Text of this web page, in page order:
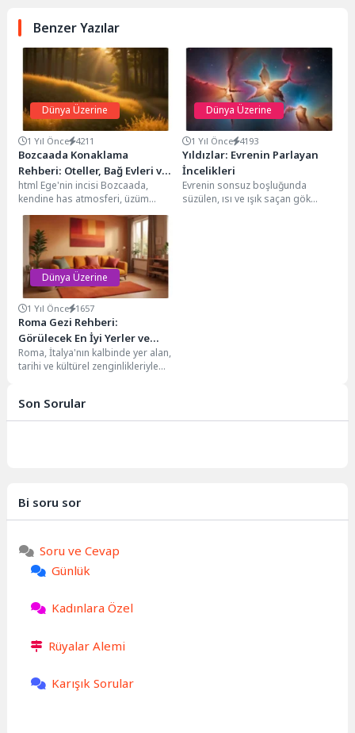
Benzer Yazılar
Dünya Üzerine
1 Yıl Önce 4211
Bozcaada Konaklama
Rehberi: Oteller, Bağ Evleri ve
Daha Fazlası
html Ege'nin incisi Bozcaada,
kendine has atmosferi, üzüm
bağları ve turkuaz deniziyle her yıl
Dünya Üzerine
1 Yıl Önce 4193
Yıldızlar: Evrenin Parlayan
İncelikleri
Evrenin sonsuz boşluğunda
süzülen, ısı ve ışık saçan gök
Dünya Üzerine
1 Yıl Önce 1657
Roma Gezi Rehberi:
Görülecek En İyi Yerler ve
İpuçları
Roma, İtalya'nın kalbinde yer alan,
tarihi ve kültürel zenginlikleriyle
Son Sorular
Bi soru sor
Soru ve Cevap
Günlük
Kadınlara Özel
Rüyalar Alemi
Karışık Sorular